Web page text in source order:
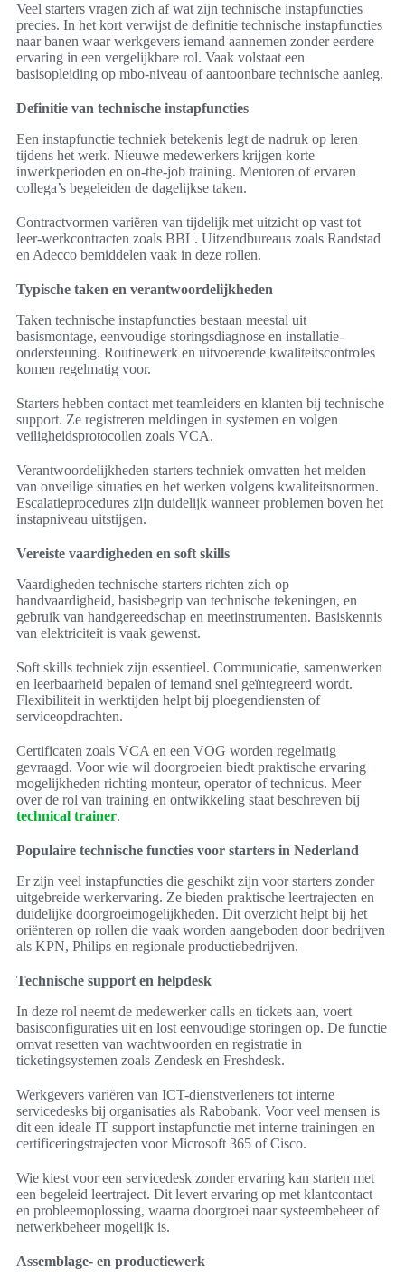
Veel starters vragen zich af wat zijn technische instapfuncties
precies. In het kort verwijst de definitie technische instapfuncties
naar banen waar werkgevers iemand aannemen zonder eerdere
ervaring in een vergelijkbare rol. Vaak volstaat een
basisopleiding op mbo-niveau of aantoonbare technische aanleg.
Definitie van technische instapfuncties
Een instapfunctie techniek betekenis legt de nadruk op leren
tijdens het werk. Nieuwe medewerkers krijgen korte
inwerkperioden en on-the-job training. Mentoren of ervaren
collega’s begeleiden de dagelijkse taken.
Contractvormen variëren van tijdelijk met uitzicht op vast tot
leer-werkcontracten zoals BBL. Uitzendbureaus zoals Randstad
en Adecco bemiddelen vaak in deze rollen.
Typische taken en verantwoordelijkheden
Taken technische instapfuncties bestaan meestal uit
basismontage, eenvoudige storingsdiagnose en installatie-
ondersteuning. Routinewerk en uitvoerende kwaliteitscontroles
komen regelmatig voor.
Starters hebben contact met teamleiders en klanten bij technische
support. Ze registreren meldingen in systemen en volgen
veiligheidsprotocollen zoals VCA.
Verantwoordelijkheden starters techniek omvatten het melden
van onveilige situaties en het werken volgens kwaliteitsnormen.
Escalatieprocedures zijn duidelijk wanneer problemen boven het
instapniveau uitstijgen.
Vereiste vaardigheden en soft skills
Vaardigheden technische starters richten zich op
handvaardigheid, basisbegrip van technische tekeningen, en
gebruik van handgereedschap en meetinstrumenten. Basiskennis
van elektriciteit is vaak gewenst.
Soft skills techniek zijn essentieel. Communicatie, samenwerken
en leerbaarheid bepalen of iemand snel geïntegreerd wordt.
Flexibiliteit in werktijden helpt bij ploegendiensten of
serviceopdrachten.
Certificaten zoals VCA en een VOG worden regelmatig
gevraagd. Voor wie wil doorgroeien biedt praktische ervaring
mogelijkheden richting monteur, operator of technicus. Meer
over de rol van training en ontwikkeling staat beschreven bij
technical trainer.
Populaire technische functies voor starters in Nederland
Er zijn veel instapfuncties die geschikt zijn voor starters zonder
uitgebreide werkervaring. Ze bieden praktische leertrajecten en
duidelijke doorgroeimogelijkheden. Dit overzicht helpt bij het
oriënteren op rollen die vaak worden aangeboden door bedrijven
als KPN, Philips en regionale productiebedrijven.
Technische support en helpdesk
In deze rol neemt de medewerker calls en tickets aan, voert
basisconfiguraties uit en lost eenvoudige storingen op. De functie
omvat resetten van wachtwoorden en registratie in
ticketingsystemen zoals Zendesk en Freshdesk.
Werkgevers variëren van ICT-dienstverleners tot interne
servicedesks bij organisaties als Rabobank. Voor veel mensen is
dit een ideale IT support instapfunctie met interne trainingen en
certificeringstrajecten voor Microsoft 365 of Cisco.
Wie kiest voor een servicedesk zonder ervaring kan starten met
een begeleid leertraject. Dit levert ervaring op met klantcontact
en probleemoplossing, waarna doorgroei naar systeembeheer of
netwerkbeheer mogelijk is.
Assemblage- en productiewerk